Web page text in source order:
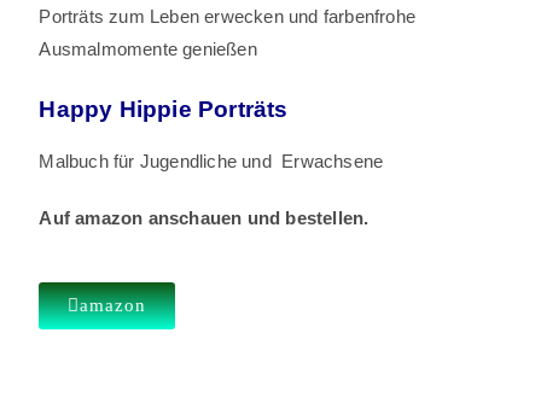
Porträts zum Leben erwecken und farbenfrohe
Ausmalmomente genießen
Happy Hippie Porträts
Malbuch für Jugendliche und Erwachsene
Auf amazon anschauen und bestellen.
amazon